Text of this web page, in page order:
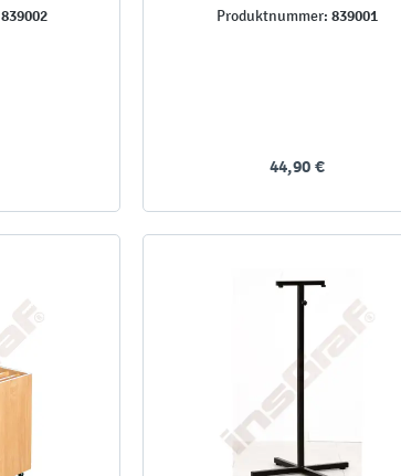
839002 Produktnummer: 839001
44,90 €